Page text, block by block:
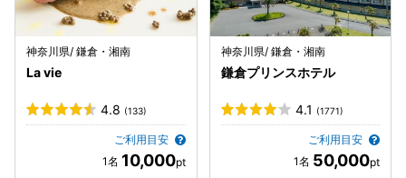
神奈川県/ 鎌倉・湘南
La vie
4.8 (133)
ご利用目安
10,000
神奈川県/ 鎌倉・湘南
鎌倉プリンスホテル
4.1 (1771)
ご利用目安
50,000